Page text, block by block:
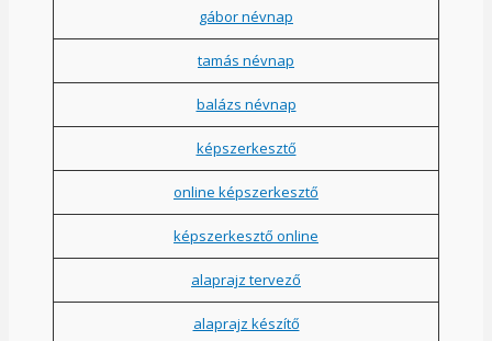
gábor névnap
tamás névnap
balázs névnap
képszerkesztő
online képszerkesztő
képszerkesztő online
alaprajz tervező
alaprajz készítő